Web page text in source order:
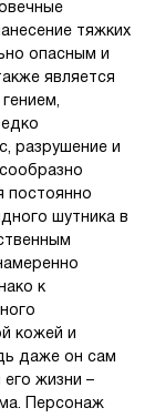
тяжких
опасным и
является
разрушение и
постоянно
шутника в
к
кожей и
даже он сам
его жизни –
Персонаж